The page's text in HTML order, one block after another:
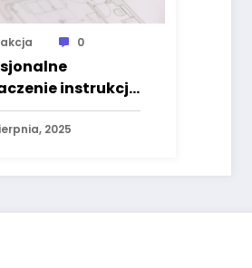
0
instrukcji
z elementami
–
praktyki
2025